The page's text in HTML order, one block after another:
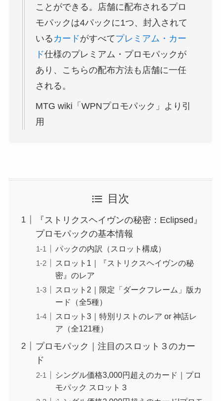
ことができる。店舗に配布されるプロ
モパックは4パックに1つ、封入されて
いる カードがすべてプレミアム・カー
ド仕様のプレミアム・プロモパックが
あり、こちらの配布方法も店舗に一任
される。
MTG wiki「WPNプロモパック」より引
用
目次
『ストリクスヘイヴンの秘密：Eclipsed』
プロモパックの基本情報
パックの内訳（スロット構成）
スロット1｜『ストリクスヘイヴンの秘
密』のレア
スロット2｜限定「ダークフレーム」版カ
ード（全5種）
スロット3｜特別リストのレア or 神話レ
ア（全121種）
プロモパック｜注目のスロット３のカー
ド
シングル価格3,000円超えのカード｜プロ
モパック スロット３